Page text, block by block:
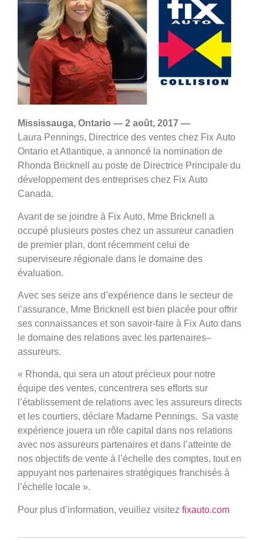
Mississauga, Ontario — 2 août, 2017 —
Laura Pennings, Directrice des ventes chez Fix Auto
Ontario et Atlantique, a annoncé la nomination de
Rhonda Bricknell au poste de Directrice Principale du
développement des entreprises chez Fix Auto
Canada.
Avant de se joindre à Fix Auto, Mme Bricknell a
occupé plusieurs postes chez un assureur canadien
de premier plan, dont récemment celui de
superviseure régionale dans le domaine des
évaluation.
Avec ses seize ans d’expérience dans le secteur de
l’assurance, Mme Bricknell est bien placée pour offrir
ses connaissances et son savoir-faire à Fix Auto dans
le domaine des relations avec les partenaires–
assureurs.
« Rhonda, qui sera un atout précieux pour notre
équipe des ventes, concentrera ses efforts sur
l’établissement de relations avec les assureurs directs
et les courtiers, déclare Madame Pennings. Sa vaste
expérience jouera un rôle capital dans nos relations
avec nos assureurs partenaires et dans l’atteinte de
nos objectifs de vente à l’échelle des comptes, tout en
appuyant nos partenaires stratégiques franchisés à
l’échelle locale ».
Pour plus d’information, veuillez visitez fixauto.com